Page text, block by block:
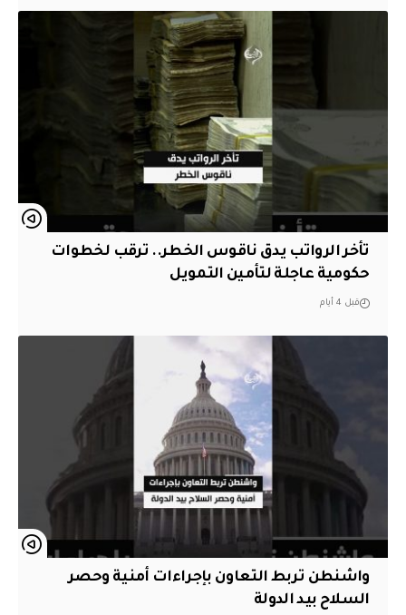
تأخر الرواتب يدق ناقوس الخطر.. ترقب لخطوات
حكومية عاجلة لتأمين التمويل
قبل 4 أيام
واشنطن تربط التعاون بإجراءات أمنية وحصر
السلاح بيد الدولة